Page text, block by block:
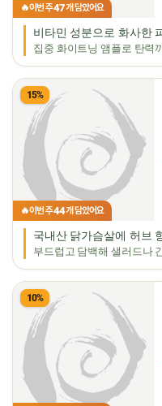
🔥이번 주47개 담았어요
비타민 성분으로 화사한
집중 화이트닝 앰플로 탄력
15%
🔥이번 주44개 담았어요
국내산 닭가슴살에 허브
부드럽고 담백해 샐러드나
10%